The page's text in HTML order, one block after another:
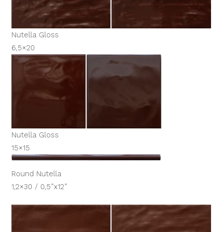
Nutella Gloss
6,5×20
Nutella Gloss
15×15
Round Nutella
1,2×30 / 0,5”x12”